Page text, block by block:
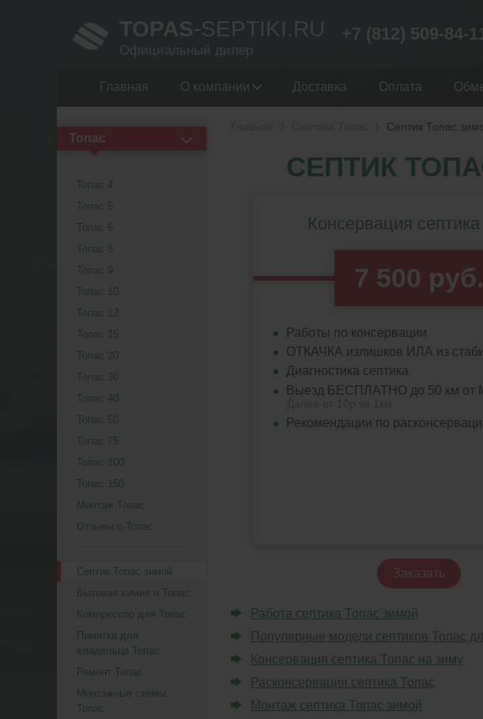
TOPAS-SEPTIKI.RU
Официальный дилер
+7 (812) 509-84-
Главная О компании Доставка Оплата
Топас
Топас 4
Топас 5
Топас 6
Топас 8
Топас 9
Топас 10
Топас 12
Топас 15
Топас 20
Топас 30
Топас 40
Топас 50
Топас 75
Топас 100
Топас 150
Монтаж Топас
Отзывы о Топас
Септик Топас зимой
Бытовая химия и Топас
Компрессор для Топас
Памятка для
владельца Топас
Ремонт Топас
Монтажные схемы
Топас
Септик Топас
СЕПТИК
Консервация
7 500 руб.
Работы по консервации
ОТКАЧКА излишков ИЛА из
Диагностика септика
Выезд БЕСПЛАТНО до 50 км от
Рекомендации по
Заказать
Работа септика Топас зимой
Популярные модели септиков Топас
Консервация септика Топас на зиму
Расконсервация септика Топас
Монтаж септика Топас зимой